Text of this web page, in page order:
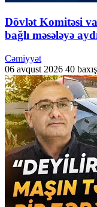
Dövlət Komitəsi
bağlı məsələyə
Cəmiyyət
06 avqust 2026 40 baxış